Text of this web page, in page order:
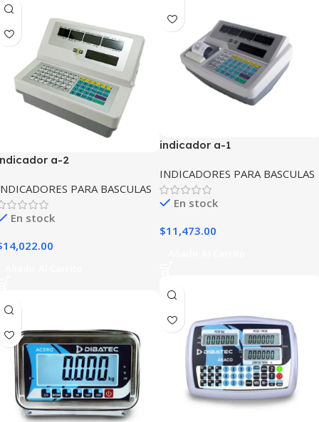
indicador a-1
INDICADORES PARA BASCULAS
En stock
$11,473.00
a-2
PARA BASCULAS
En stock
14,022.00